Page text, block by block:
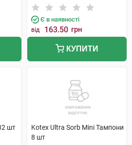
Є в наявності
від 163.50 грн
КУПИТИ
шт
Kotex Ultra Sorb Mini Тампони
8 шт